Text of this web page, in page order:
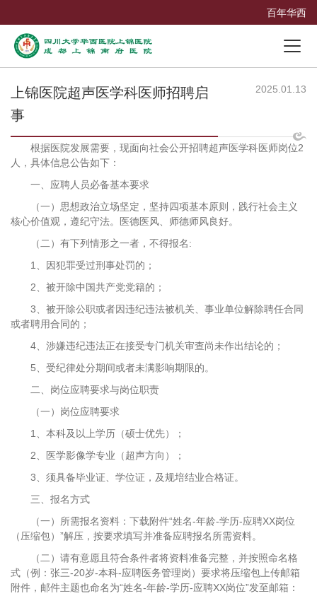
百年华西
上锦医院超声医学科医师招聘启
事
2025.01.13
根据医院发展需要，现面向社会公开招聘超声医学科医师岗位2
人，具体信息公告如下：
一、应聘人员必备基本要求
（一）思想政治立场坚定，坚持四项基本原则，践行社会主义
核心价值观，遵纪守法。医德医风、师德师风良好。
（二）有下列情形之一者，不得报名:
1、因犯罪受过刑事处罚的；
2、被开除中国共产党党籍的；
3、被开除公职或者因违纪违法被机关、事业单位解除聘任合同
或者聘用合同的；
4、涉嫌违纪违法正在接受专门机关审查尚未作出结论的；
5、受纪律处分期间或者未满影响期限的。
二、岗位应聘要求与岗位职责
（一）岗位应聘要求
1、本科及以上学历（硕士优先）；
2、医学影像学专业（超声方向）；
3、须具备毕业证、学位证，及规培结业合格证。
三、报名方式
（一）所需报名资料：下载附件“姓名-年龄-学历-应聘XX岗位
（压缩包）”解压，按要求填写并准备应聘报名所需资料。
（二）请有意愿且符合条件者将资料准备完整，并按照命名格
式（例：张三-20岁-本科-应聘医务管理岗）要求将压缩包上传邮箱
附件，邮件主题也命名为“姓名-年龄-学历-应聘XX岗位”发至邮箱：